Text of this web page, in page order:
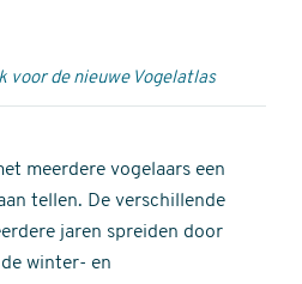
voor de nieuwe Vogelatlas
meerdere vogelaars een
tellen. De verschillende
jaren spreiden door
winter- en